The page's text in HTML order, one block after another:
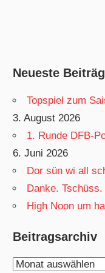
Neueste
Topspiel zum
3. August 2026
1. Runde DFB-
6. Juni 2026
Dor sün wi all
Danke.
High Noon um
Beitragsarchiv
Beitragsarchiv